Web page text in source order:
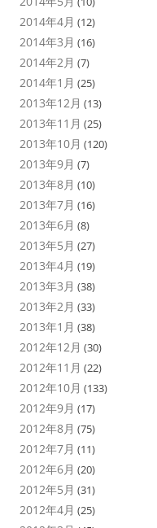
2014年4月 (12)
2014年3月 (16)
2014年2月 (7)
2014年1月 (25)
2013年12月 (13)
2013年11月 (25)
2013年10月 (120)
2013年9月 (7)
2013年8月 (10)
2013年7月 (16)
2013年6月 (8)
2013年5月 (27)
2013年4月 (19)
2013年3月 (38)
2013年2月 (33)
2013年1月 (38)
2012年12月 (30)
2012年11月 (22)
2012年10月 (133)
2012年9月 (17)
2012年8月 (75)
2012年7月 (11)
2012年6月 (20)
2012年5月 (31)
2012年4月 (25)